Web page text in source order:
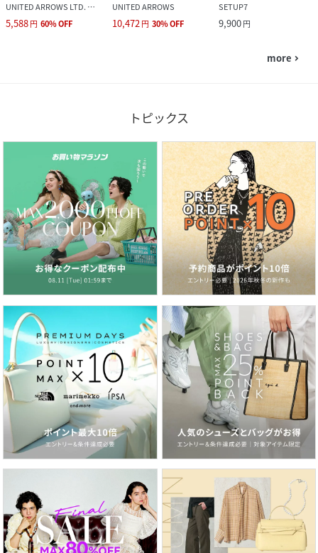
UNITED ARROWS LTD. OUTLET
5,588円 60%OFF
UNITED ARROWS
10,472円 30%OFF
SETUP7
9,900円
more navigate_next
トピックス